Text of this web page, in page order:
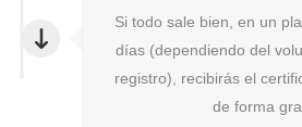
Si todo sale bien, en un
días (dependiendo del
registro), recibirás el
de forma